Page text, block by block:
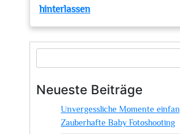
hinterlassenzu
der
Hochzeitsvideo-
Fotografie:
Unvergessliche
Momente
Neueste Beiträge
Unvergessliche Momente
Zauberhafte Baby Fotoshooting